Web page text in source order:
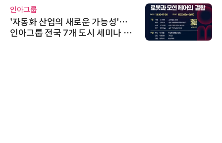
인아그룹
'자동화 산업의 새로운 가능성'…
인아그룹 전국 7개 도시 세미나 페